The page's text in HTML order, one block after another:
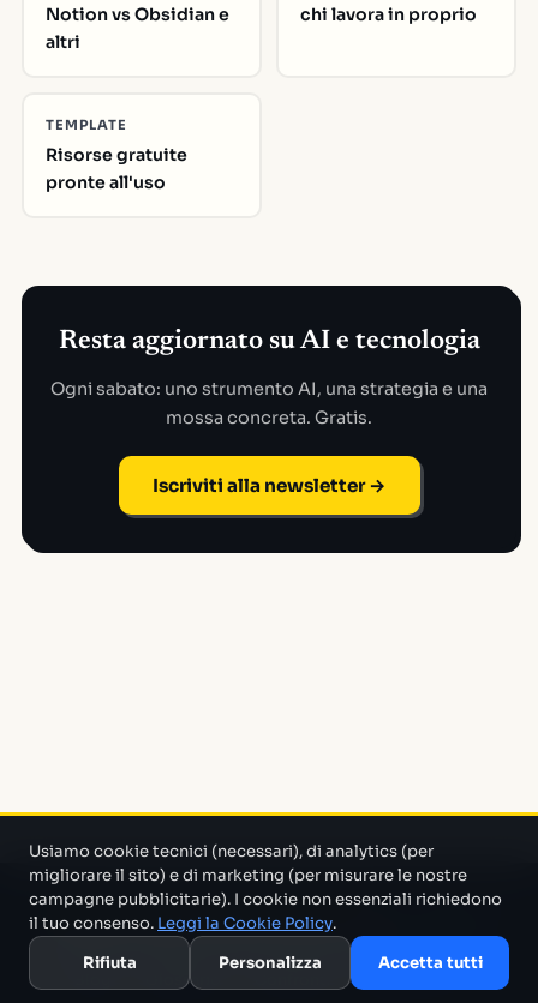
Notion vs Obsidian e
altri
chi lavora in proprio
TEMPLATE
Risorse gratuite
pronte all'uso
Resta aggiornato su AI e tecnologia
Ogni sabato: uno strumento AI, una strategia e una
mossa concreta. Gratis.
Iscriviti alla newsletter →
Un progetto di Marco Monty Montemagno
che cerca in mezzo al casino e ti porta solo quello che serve.
Glossario
Usiamo cookie tecnici (necessari), di analytics (per
migliorare il sito) e di marketing (per misurare le nostre
campagne pubblicitarie). I cookie non essenziali richiedono
il tuo consenso. Leggi la Cookie Policy.
Rifiuta
Personalizza Accetta tutti